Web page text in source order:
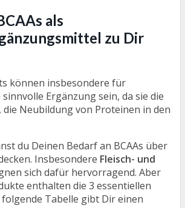
als
zu Dir
können insbesondere für
Ergänzung sein, da sie die
, die Neubildung von Proteinen in den
du Deinen Bedarf an BCAAs über
Insbesondere Fleisch- und
sich dafür hervorragend. Aber
enthalten die 3 essentiellen
Tabelle gibt Dir einen